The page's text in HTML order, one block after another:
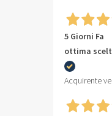
5 Giorni Fa
ottima
Acquirente